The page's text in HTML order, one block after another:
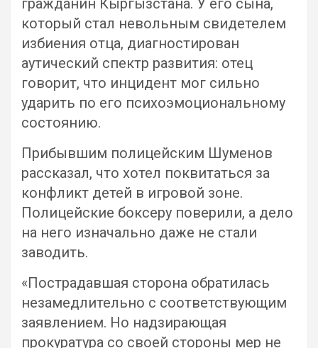
гражданин Кыргызстана. У его сына,
который стал невольным свидетелем
избиения отца, диагностирован
аутический спектр развития: отец
говорит, что инцидент мог сильно
ударить по его психоэмоциональному
состоянию.
Прибывшим полицейским Шуменов
рассказал, что хотел поквитаться за
конфликт детей в игровой зоне.
Полицейские боксеру поверили, а дело
на него изначально даже не стали
заводить.
«Пострадавшая сторона обратилась
незамедлительно с соответствующим
заявлением. Но надзирающая
прокуратура со своей стороны мер не